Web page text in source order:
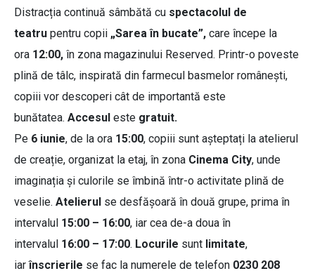
Distracția continuă sâmbătă cu spectacolul de
teatru pentru copii „Sarea în bucate”, care începe la
ora 12:00, în zona magazinului Reserved. Printr-o poveste
plină de tâlc, inspirată din farmecul basmelor românești,
copiii vor descoperi cât de importantă este
bunătatea. Accesul este gratuit.
Pe 6 iunie, de la ora 15:00, copiii sunt așteptați la atelierul
de creație, organizat la etaj, în zona Cinema City, unde
imaginația și culorile se îmbină într-o activitate plină de
veselie. Atelierul se desfășoară în două grupe, prima în
intervalul 15:00 – 16:00, iar cea de-a doua în
intervalul 16:00 – 17:00. Locurile sunt limitate,
iarînscrierile se fac la numerele de telefon 0230 208